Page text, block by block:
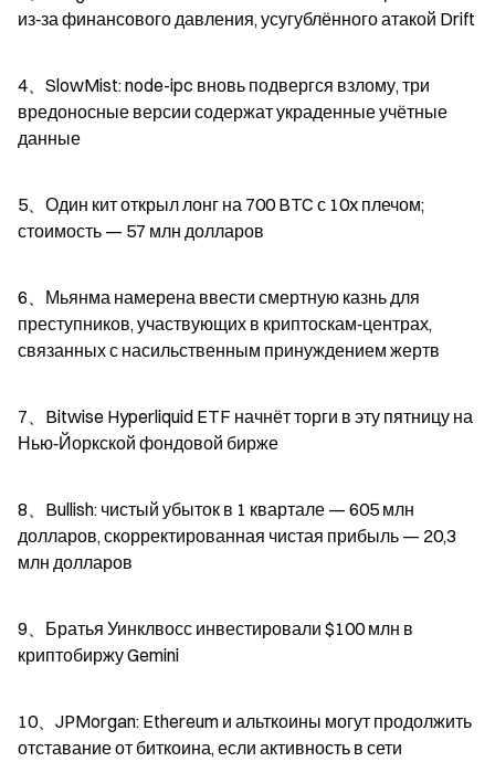
из‑за финансового давления, усугублённого атакой Drift
4、SlowMist: node-ipc вновь подвергся взлому, три
вредоносные версии содержат украденные учётные
данные
5、Один кит открыл лонг на 700 BTC с 10x плечом;
стоимость — 57 млн долларов
6、Мьянма намерена ввести смертную казнь для
преступников, участвующих в криптоскам‑центрах,
связанных с насильственным принуждением жертв
7、Bitwise Hyperliquid ETF начнёт торги в эту пятницу на
Нью‑Йоркской фондовой бирже
8、Bullish: чистый убыток в 1 квартале — 605 млн
долларов, скорректированная чистая прибыль — 20,3
млн долларов
9、Братья Уинклвосс инвестировали $100 млн в
криптобиржу Gemini
10、JPMorgan: Ethereum и альткоины могут продолжить
отставание от биткоина, если активность в сети